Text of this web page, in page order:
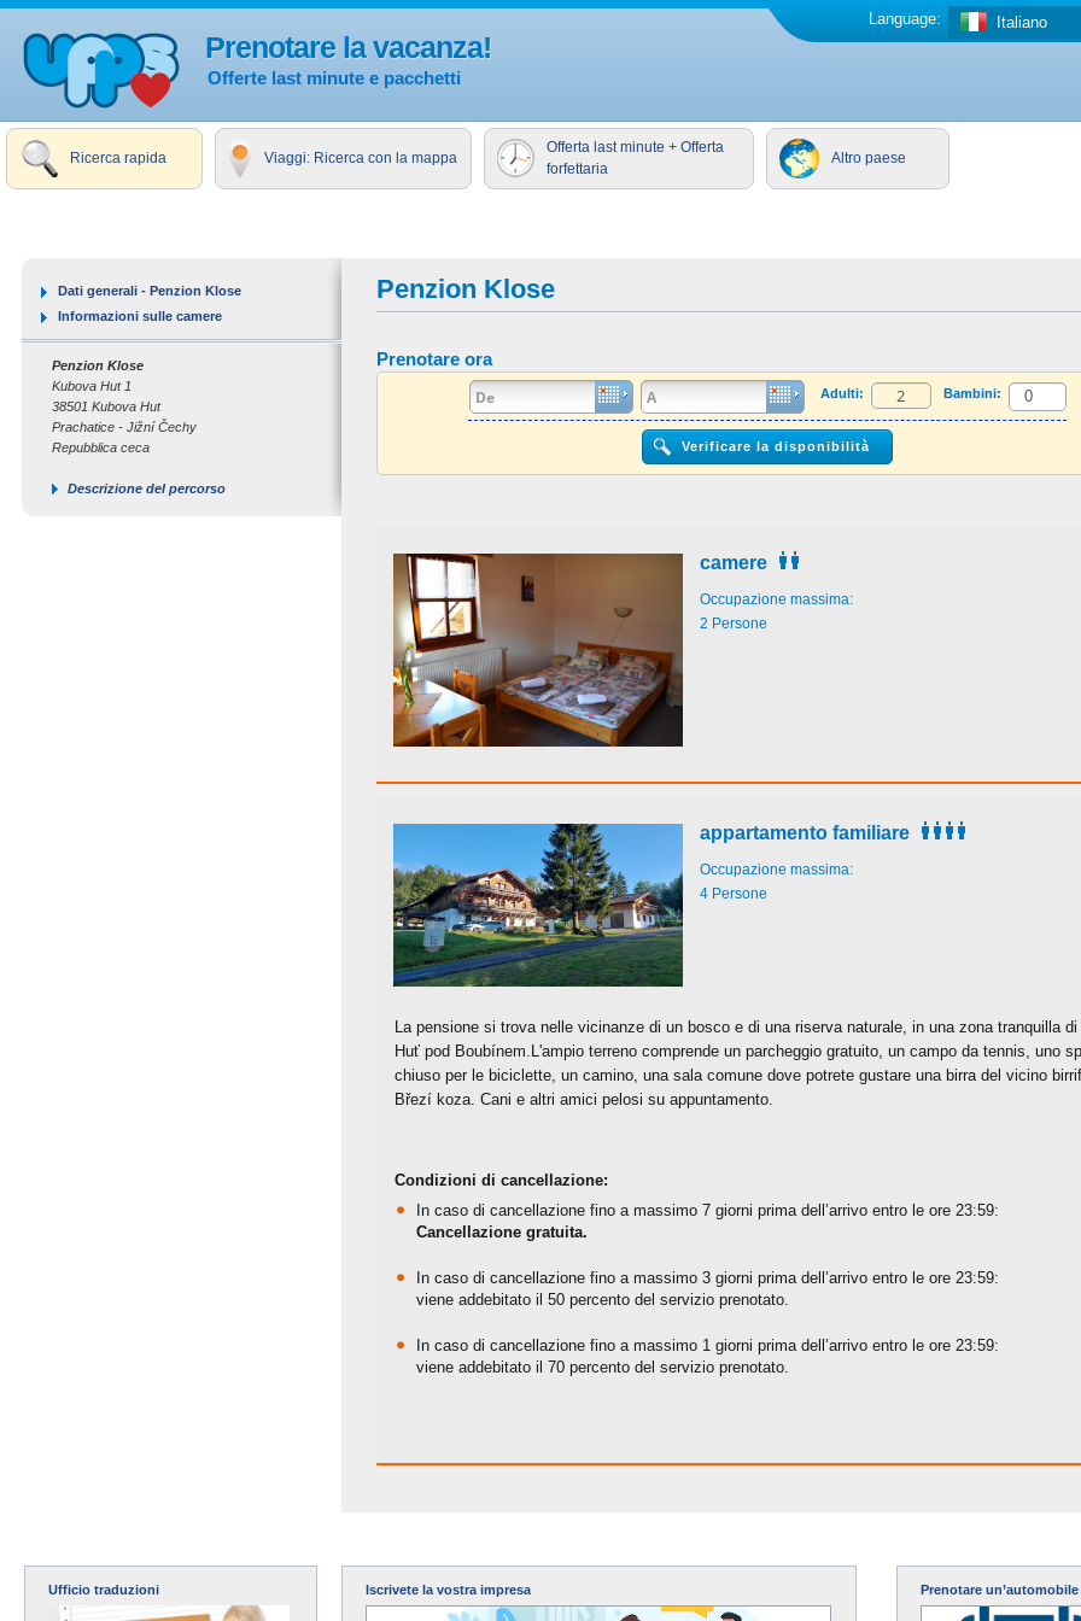
Prenotare la vacanza!
Offerte last minute e pacchetti
Italiano
Language:
Ricerca rapida Viaggi: Ricerca con la mappa
Offerta last minute + Offerta
forfettaria
Altro paese
Penzion Klose
Prenotare ora
Adulti: Bambini:
camere
Occupazione massima:
2 Persone
appartamento familiare
Occupazione massima:
4 Persone
La pensione si trova nelle vicinanze di un bosco e di una riserva naturale, in una zona tranquilla
Huť pod Boubínem.L'ampio terreno comprende un parcheggio gratuito, un campo da tennis, uno
chiuso per le biciclette, un camino, una sala comune dove potrete gustare una birra del vicino
Březí koza. Cani e altri amici pelosi su appuntamento.
Condizioni di cancellazione:
In caso di cancellazione fino a massimo 7 giorni prima dell’arrivo entro le ore 23:59:
Cancellazione gratuita.
In caso di cancellazione fino a massimo 3 giorni prima dell’arrivo entro le ore 23:59:
viene addebitato il 50 percento del servizio prenotato.
In caso di cancellazione fino a massimo 1 giorni prima dell’arrivo entro le ore 23:59:
viene addebitato il 70 percento del servizio prenotato.
Dati generali - Penzion Klose
Informazioni sulle camere
Penzion Klose
Kubova Hut 1
38501 Kubova Hut
Prachatice - Jižní Čechy
Repubblica ceca
Descrizione del percorso
Ufficio traduzioni Iscrivete la vostra impresa Prenotare un’automobile